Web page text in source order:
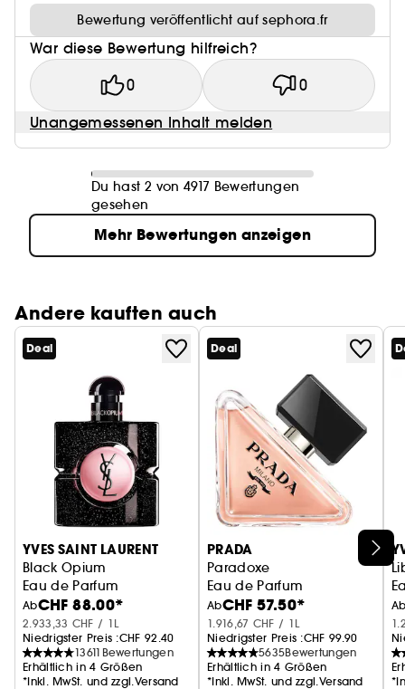
Bewertung veröffentlicht auf sephora.fr
War diese Bewertung hilfreich?
0 0
Unangemessenen Inhalt melden
Du hast 2 von 4917 Bewertungen
gesehen
Mehr Bewertungen anzeigen
Andere kauften auch
Deal
YVES SAINT LAURENT
Black Opium
Eau de Parfum
AbCHF 88.00*
2.933,33 CHF / 1L
Niedrigster Preis :CHF 92.40
13611 Bewertungen
Erhältlich in 4 Größen
*Inkl. MwSt. und zzgl.Versand
Deal
PRADA
Paradoxe
Eau de Parfum
AbCHF 57.50*
1.916,67 CHF / 1L
Niedrigster Preis :CHF 99.90
5635Bewertungen
Erhältlich in 4 Größen
*Inkl. MwSt. und zzgl.Versand